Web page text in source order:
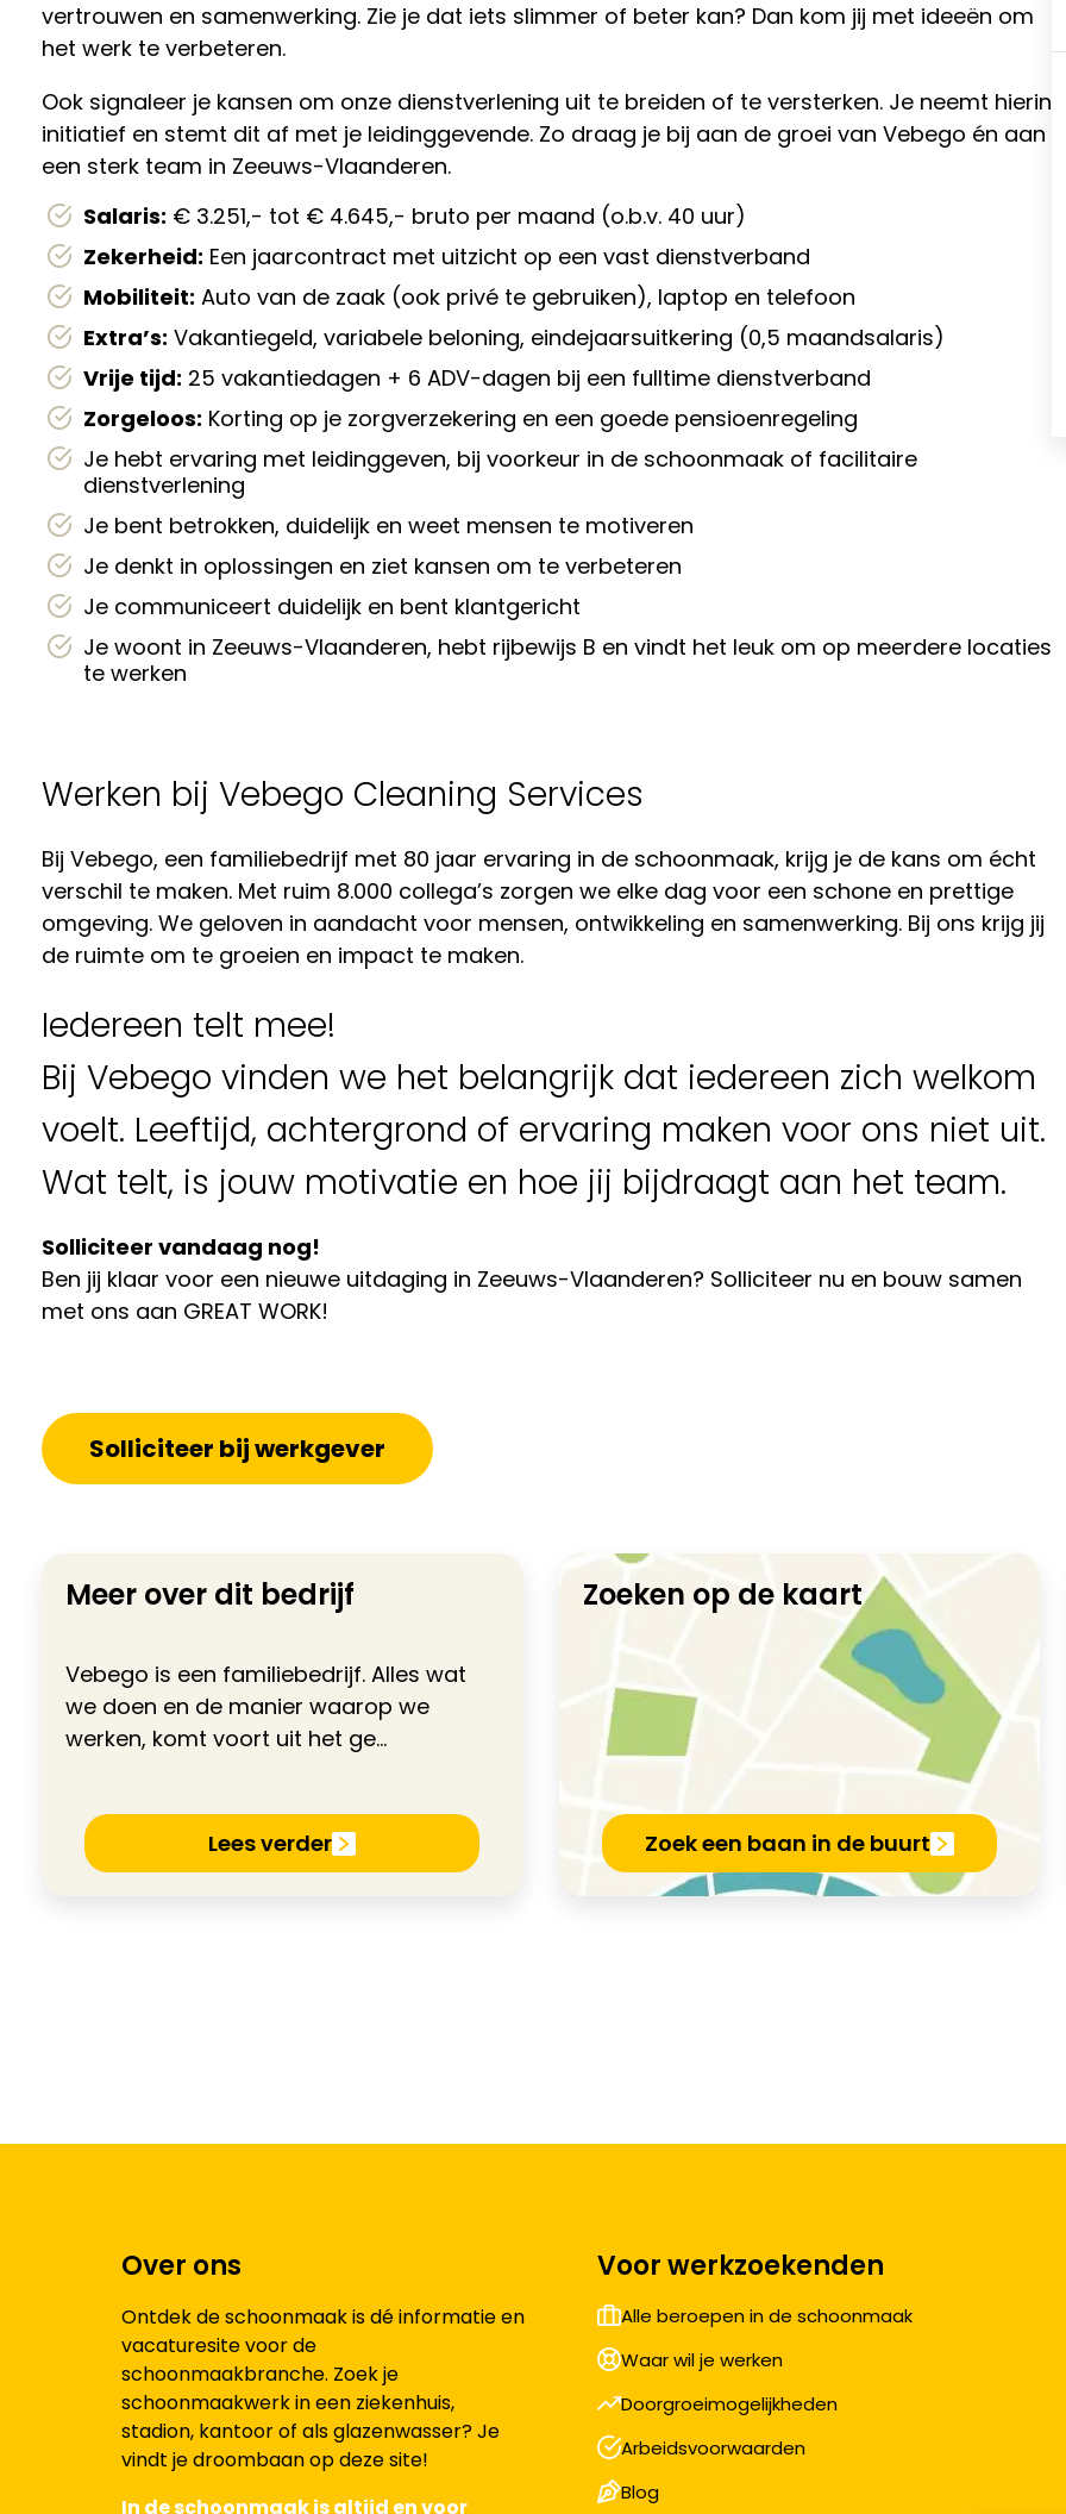
vertrouwen en samenwerking. Zie je dat iets slimmer of beter kan? Dan kom jij met ideeën om
het werk te verbeteren.
Ook signaleer je kansen om onze dienstverlening uit te breiden of te versterken. Je neemt hierin
initiatief en stemt dit af met je leidinggevende. Zo draag je bij aan de groei van Vebego én aan
een sterk team in Zeeuws-Vlaanderen.
Salaris: € 3.251,- tot € 4.645,- bruto per maand (o.b.v. 40 uur)
Zekerheid: Een jaarcontract met uitzicht op een vast dienstverband
Mobiliteit: Auto van de zaak (ook privé te gebruiken), laptop en telefoon
Extra’s: Vakantiegeld, variabele beloning, eindejaarsuitkering (0,5 maandsalaris)
Vrije tijd: 25 vakantiedagen + 6 ADV-dagen bij een fulltime dienstverband
Zorgeloos: Korting op je zorgverzekering en een goede pensioenregeling
Je hebt ervaring met leidinggeven, bij voorkeur in de schoonmaak of facilitaire
dienstverlening
Je bent betrokken, duidelijk en weet mensen te motiveren
Je denkt in oplossingen en ziet kansen om te verbeteren
Je communiceert duidelijk en bent klantgericht
Je woont in Zeeuws-Vlaanderen, hebt rijbewijs B en vindt het leuk om op meerdere locaties
te werken
Werken bij Vebego Cleaning Services
Bij Vebego, een familiebedrijf met 80 jaar ervaring in de schoonmaak, krijg je de kans om écht
verschil te maken. Met ruim 8.000 collega’s zorgen we elke dag voor een schone en prettige
omgeving. We geloven in aandacht voor mensen, ontwikkeling en samenwerking. Bij ons krijg jij
de ruimte om te groeien en impact te maken.
Iedereen telt mee!
Bij Vebego vinden we het belangrijk dat iedereen zich welkom
voelt. Leeftijd, achtergrond of ervaring maken voor ons niet uit.
Wat telt, is jouw motivatie en hoe jij bijdraagt aan het team.
Solliciteer vandaag nog!
Ben jij klaar voor een nieuwe uitdaging in Zeeuws-Vlaanderen? Solliciteer nu en bouw samen
met ons aan GREAT WORK!
Solliciteer bij werkgever
Meer over dit bedrijf
Vebego is een familiebedrijf. Alles wat
we doen en de manier waarop we
werken, komt voort uit het ge...
Lees verder
Zoeken op de kaart
Zoek een baan in de buurt
Over ons
Ontdek de schoonmaak is dé informatie en
vacaturesite voor de
schoonmaakbranche. Zoek je
schoonmaakwerk in een ziekenhuis,
stadion, kantoor of als glazenwasser? Je
vindt je droombaan op deze site!
In de schoonmaak is altijd en voor
Voor werkzoekenden
Alle beroepen in de schoonmaak
Waar wil je werken
Doorgroeimogelijkheden
Arbeidsvoorwaarden
Blog